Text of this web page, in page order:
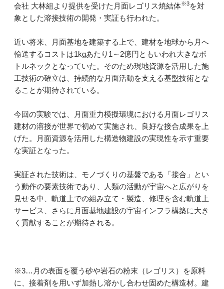
会社 大林組より提供を受けた月面レゴリス焼結体※3を対
象とした溶接技術の開発・実証も行われた。
近い将来、月面基地を建築する上で、建材を地球から月へ
輸送するコストは1kgあたり1～2億円ともいわれ大きなボ
トルネックとなっていた。そのため現地資源を活用した施
工技術の確立は、持続的な月面活動を支える基盤技術とな
ることが期待されている。
今回の実験では、月面重力模擬環境における月面レゴリス
建材の溶接が世界で初めて実施され、良好な接合成果を上
げた。月面資源を活用した構造物建設の実現性を示す重要
な実証となった。
実証された技術は、モノづくりの基盤である「接合」とい
う動作の要素技術であり、人類の活動が宇宙へと広がりを
見せる中、軌道上での組み立て・製造、修理を含む軌道上
サービス、さらに月面基地建設の宇宙インフラ構築に大き
く貢献することが期待される。
※3…月の表面を覆う砂や岩石の粉末（レゴリス）を原料
に、接着剤を用いず加熱し溶かし合わせ固めた構造材。建